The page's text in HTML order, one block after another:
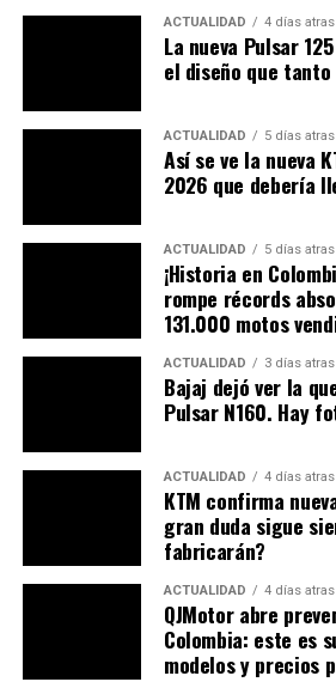
El corazón bicilíndrico
Una de las grandes fortalezas de la
mantiene en esta versión 2025, es
. El mismo que impulsa a
XSR700. Este propulsor bicilíndrico
refrigerado por líquido, entrega
y un par motor de
Gracias a su diseño con cigüeñal a
entrega de par lineal,
. Es ideal tanto para
carretera. Además, destaca por su
combustible y su fiabilidad
para quienes buscan una moto
ACTUALIDAD 4 días atras
La nueva Pulsar
el diseño que
ACTUALIDAD 5 días atras
Así se ve la nueva
2026 que debería
ACTUALIDAD 5 días atras
¡Historia en
rompe récords
131.000 motos
ACTUALIDAD 3 días atras
Bajaj dejó ver la
Pulsar N160. Hay
ACTUALIDAD 4 días atras
KTM confirma
gran duda sigue
fabricarán?
ACTUALIDAD 4 días atras
QJMotor abre
Colombia: este es
modelos y precios